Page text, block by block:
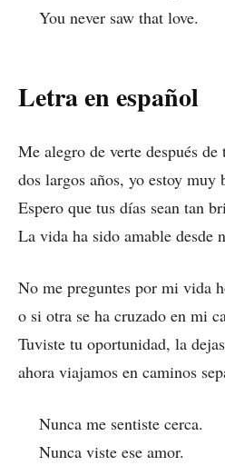
You never saw that love.
Letra en español
Me alegro de verte después
dos largos años, yo estoy muy
Espero que tus días sean tan
La vida ha sido amable desde
No me preguntes por mi vida
o si otra se ha cruzado en mi
Tuviste tu oportunidad, la
ahora viajamos en caminos
Nunca me sentiste cerca.
Nunca viste ese amor.